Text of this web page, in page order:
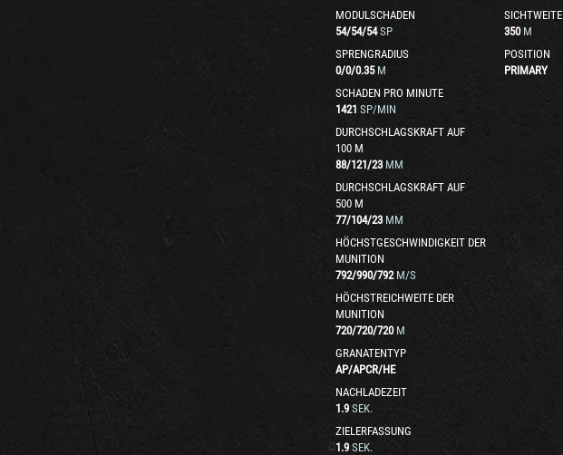
MODULSCHADEN
54/54/54 SP
SPRENGRADIUS
0/0/0.35 M
SCHADEN PRO MINUTE
1421 SP/MIN
DURCHSCHLAGSKRAFT AUF
100 M
88/121/23 MM
DURCHSCHLAGSKRAFT AUF
500 M
77/104/23 MM
HÖCHSTGESCHWINDIGKEIT DER
MUNITION
792/990/792 M/S
HÖCHSTREICHWEITE DER
MUNITION
720/720/720 M
GRANATENTYP
AP/APCR/HE
NACHLADEZEIT
1.9 SEK.
ZIELERFASSUNG
1.9 SEK.
SICHTWEITE
350 M
POSITION
PRIMARY